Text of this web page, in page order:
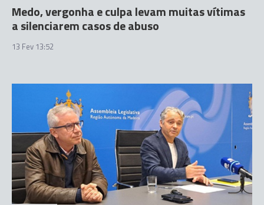
Medo, vergonha e culpa levam muitas vítimas
a silenciarem casos de abuso
13 Fev 13:52